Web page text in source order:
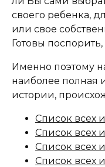
своего ребенка,
или свое
Готовы поспорить,
Именно поэтому
наиболее полная
истории,
Список всех
Список всех
Список всех
Список всех